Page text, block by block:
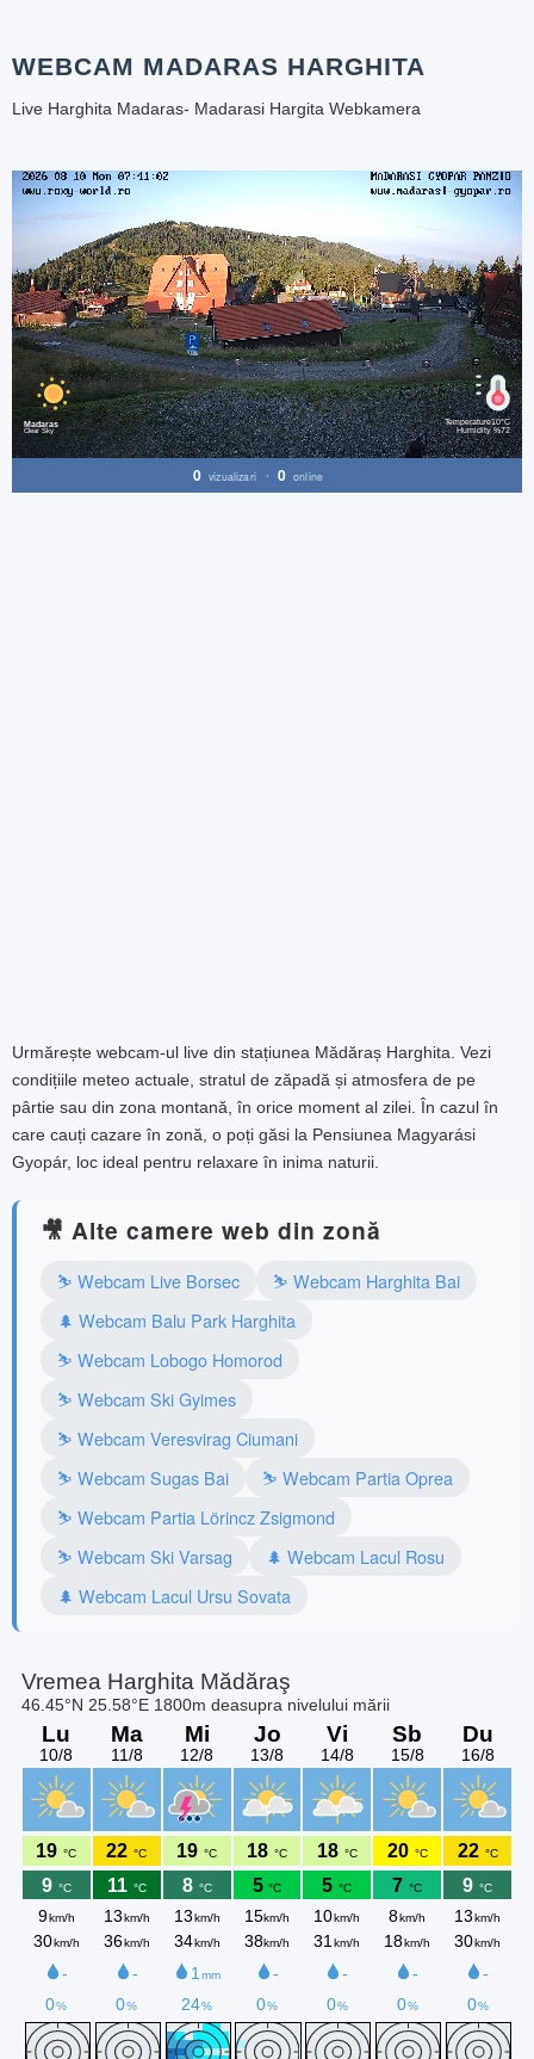
WEBCAM MADARAS HARGHITA
Live Harghita Madaras- Madarasi Hargita Webkamera
0 vizualizari • 0 online
Urmărește webcam-ul live din stațiunea Mădăraș Harghita. Vezi
condițiile meteo actuale, stratul de zăpadă și atmosfera de pe
pârtie sau din zona montană, în orice moment al zilei. În cazul în
care cauți cazare în zonă, o poți găsi la Pensiunea Magyarási
Gyopár, loc ideal pentru relaxare în inima naturii.
🎥 Alte camere web din zonă
⛷️ Webcam Live Borsec
⛷️ Webcam Harghita Bai
🌲 Webcam Balu Park Harghita
⛷️ Webcam Lobogo Homorod
⛷️ Webcam Ski Gyimes
⛷️ Webcam Veresvirag Ciumani
⛷️ Webcam Sugas Bai
⛷️ Webcam Partia Oprea
⛷️ Webcam Partia Lörincz Zsigmond
⛷️ Webcam Ski Varsag
🌲 Webcam Lacul Rosu
🌲 Webcam Lacul Ursu Sovata